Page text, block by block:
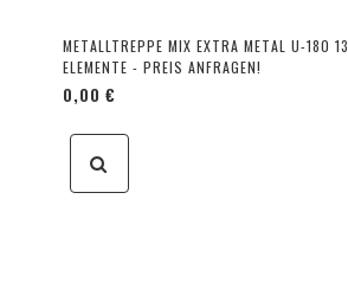
METALLTREPPE MIX EXTRA METAL U-180 13
ELEMENTE - PREIS ANFRAGEN!
0,00 €